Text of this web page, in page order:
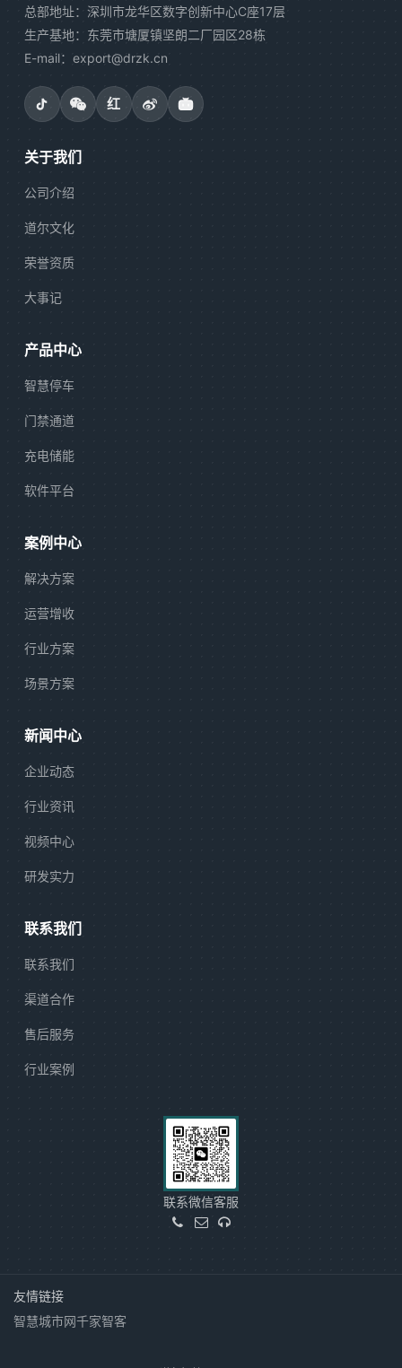
总部地址：深圳市龙华区数字创新中心C座17层
生产基地：东莞市塘厦镇坚朗二厂园区28栋
E-mail：export@drzk.cn
红
关于我们
公司介绍
道尔文化
荣誉资质
大事记
产品中心
智慧停车
门禁通道
充电储能
软件平台
案例中心
解决方案
运营增收
行业方案
场景方案
新闻中心
企业动态
行业资讯
视频中心
研发实力
联系我们
联系我们
渠道合作
售后服务
行业案例
联系微信客服
友情链接
智慧城市网千家智客